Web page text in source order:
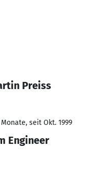
Preiss
seit Okt. 1999
Engineer